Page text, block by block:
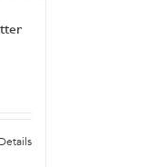
Details